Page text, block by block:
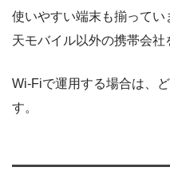
使いやすい端末も揃って
天モバイル以外の携帯会社
Wi-Fiで運用する場合は、
す。